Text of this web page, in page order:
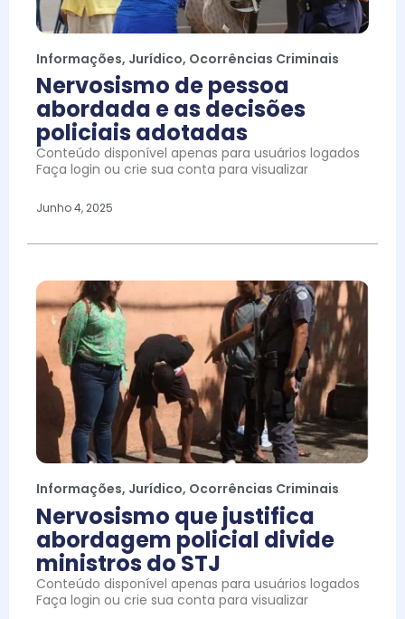
Informações, Jurídico, Ocorrências Criminais
Nervosismo de pessoa
abordada e as decisões
policiais adotadas
Conteúdo disponível apenas para usuários logados
Faça login ou crie sua conta para visualizar
Junho 4, 2025
Informações, Jurídico, Ocorrências Criminais
Nervosismo que justifica
abordagem policial divide
ministros do STJ
Conteúdo disponível apenas para usuários logados
Faça login ou crie sua conta para visualizar